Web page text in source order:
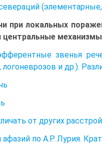
при локальных
центральные
звенья
логоневрозов и др.).
от других
афазий по А.Р. Лурия.